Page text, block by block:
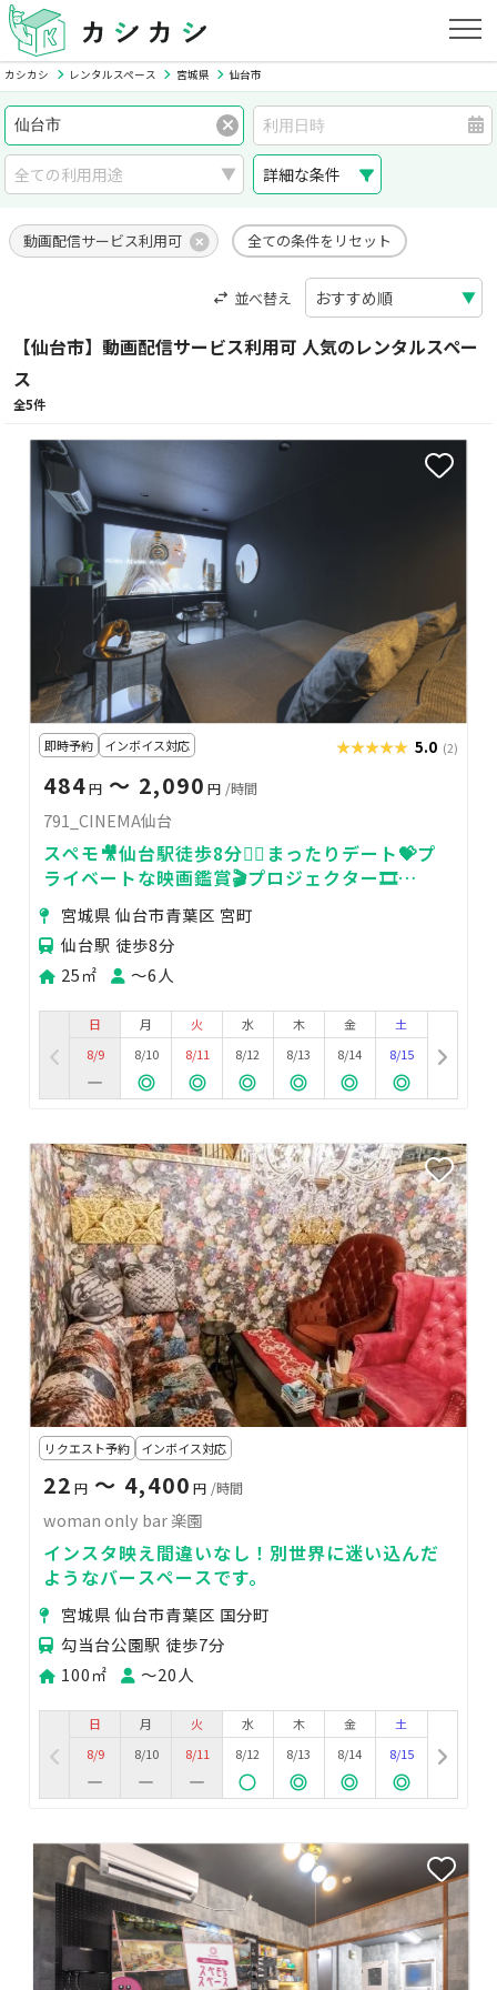
カシカシ レンタルスペース 宮城県 仙台市
詳細な条件
動画配信サービス利用可 全ての条件をリセット
並べ替え
【仙台市】動画配信サービス利用可 人気のレンタルスペー
ス
全5件
即時予約 インボイス対応 ★★★★★
★★★★★ 5.0 (2)
484 円 〜 2,090 円 /時間
791_CINEMA仙台
スペモ🎥仙台駅徒歩8分🚶‍♀️まったりデート💝プ
ライベートな映画鑑賞🎬️プロジェクター🎞️
791_CINEMA仙台
宮城県 仙台市青葉区 宮町
仙台駅 徒歩8分
25㎡
〜6人
日
8/9
月
8/10
火
8/11
水
8/12
木
8/13
金
8/14
土
8/15
リクエスト予約 インボイス対応
22 円 〜 4,400 円 /時間
woman only bar 楽園
インスタ映え間違いなし！別世界に迷い込んだ
ようなバースペースです。
宮城県 仙台市青葉区 国分町
勾当台公園駅 徒歩7分
100㎡
〜20人
日
8/9
月
8/10
火
8/11
水
8/12
木
8/13
金
8/14
土
8/15